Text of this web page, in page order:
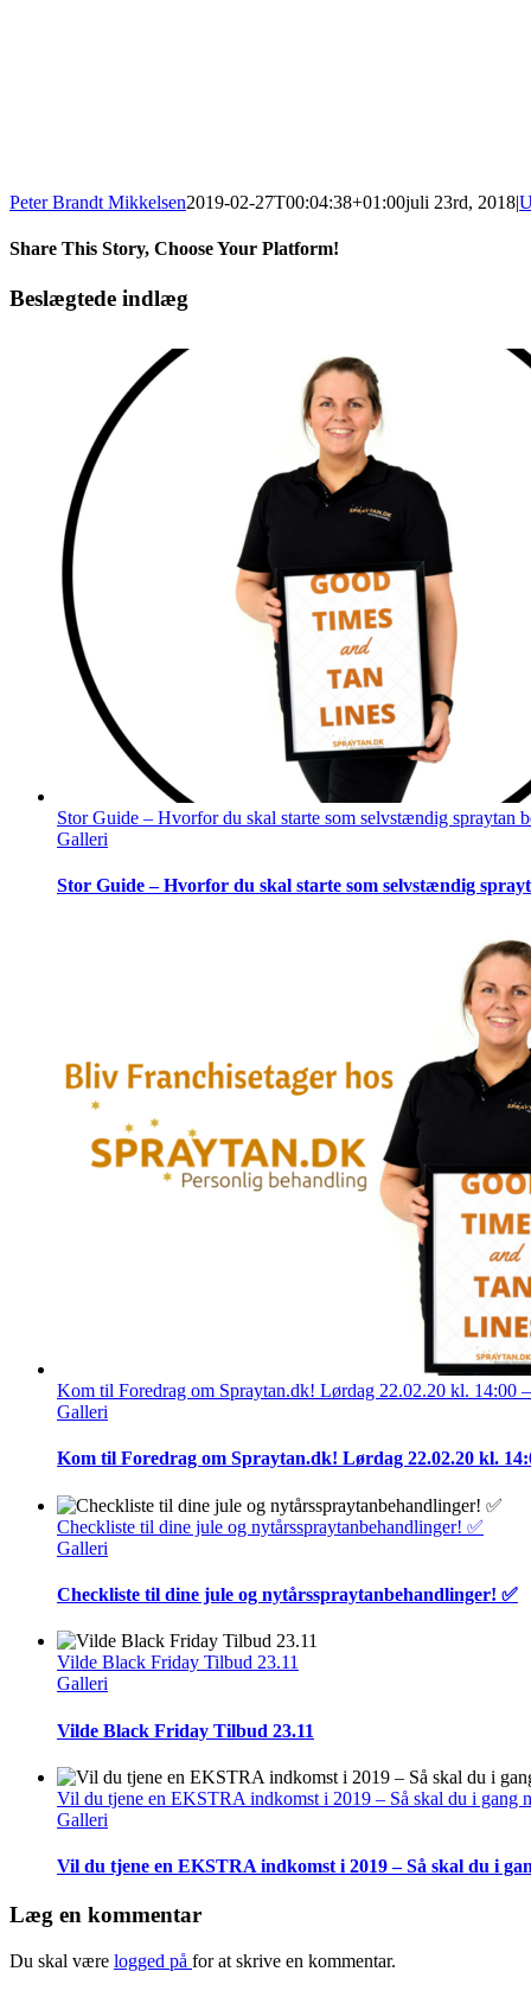
Peter Brandt Mikkelsen2019-02-27T00:04:38+01:00juli 23rd, 2018|
Share This Story, Choose Your Platform!
facebook
twitter
linkedin
pinterest
Beslægtede indlæg
Stor Guide – Hvorfor du skal starte som selvstændig spraytan
Galleri
Stor Guide – Hvorfor du skal starte som selvstændig
Kom til Foredrag om Spraytan.dk! Lørdag 22.02.20 kl. 14:00
Galleri
Kom til Foredrag om Spraytan.dk! Lørdag 22.02.20 kl.
Checkliste til dine jule og nytårsspraytanbehandlinger! ✅
Galleri
Checkliste til dine jule og nytårsspraytanbehandlinger! ✅
Vilde Black Friday Tilbud 23.11
Galleri
Vilde Black Friday Tilbud 23.11
Vil du tjene en EKSTRA indkomst i 2019 – Så skal du i gang
Galleri
Vil du tjene en EKSTRA indkomst i 2019 – Så skal du i
Læg en kommentar
Du skal være logged på for at skrive en kommentar.